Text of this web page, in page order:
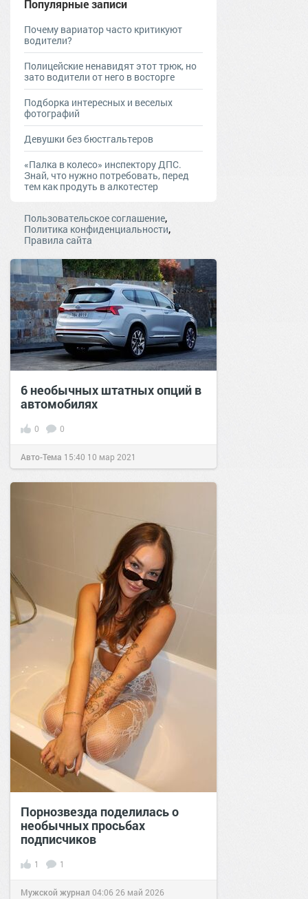
Популярные записи
Почему вариатор часто критикуют
водители?
Полицейские ненавидят этот трюк, но
зато водители от него в восторге
Подборка интересных и веселых
фотографий
Девушки без бюстгальтеров
«Палка в колесо» инспектору ДПС.
Знай, что нужно потребовать, перед
тем как продуть в алкотестер
Пользовательское соглашение,
Политика конфиденциальности,
Правила сайта
6 необычных штатных опций в
автомобилях
0 0
Авто-Тема 15:40 10 мар 2021
Порнозвезда поделилась о
необычных просьбах
подписчиков
1 1
Мужской журнал 04:0626 май 2026